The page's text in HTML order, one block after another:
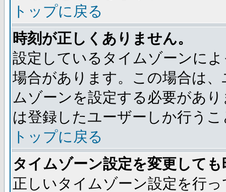
トップに戻る
時刻が正しくありません。
設定しているタイムゾーンに
場合があります。この場合は
ムゾーンを設定する必要があ
は登録したユーザーしか行う
トップに戻る
タイムゾーン設定を変更して
正しいタイムゾーン設定を行